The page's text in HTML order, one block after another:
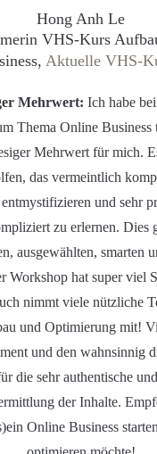
Hong Anh Le
VHS-Kurs
Aktuelle VHS-
Mehrwert: Ich habe
Thema Online Business
Mehrwert für mich.
das vermeintlich
und sehr
zu erlernen. Dies
ausgewählten, smarten
Workshop hat super viel
nimmt viele nützliche
und Optimierung mit!
und den wahnsinnig
die sehr authentische
der Inhalte.
Online Business